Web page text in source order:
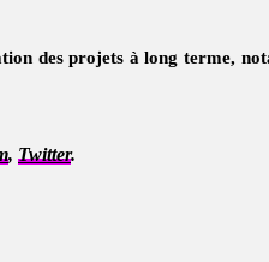
des projets à long terme,
, Twitter.